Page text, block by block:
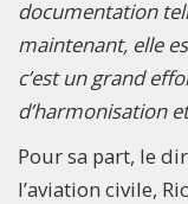
documentation
maintenant, elle
c’est un grand
d’harmonisation
Pour sa part, le
l’aviation civile,